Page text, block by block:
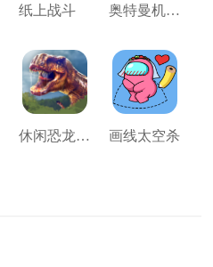
纸上战斗 奥特曼机甲护卫队
休闲恐龙大亨 画线太空杀